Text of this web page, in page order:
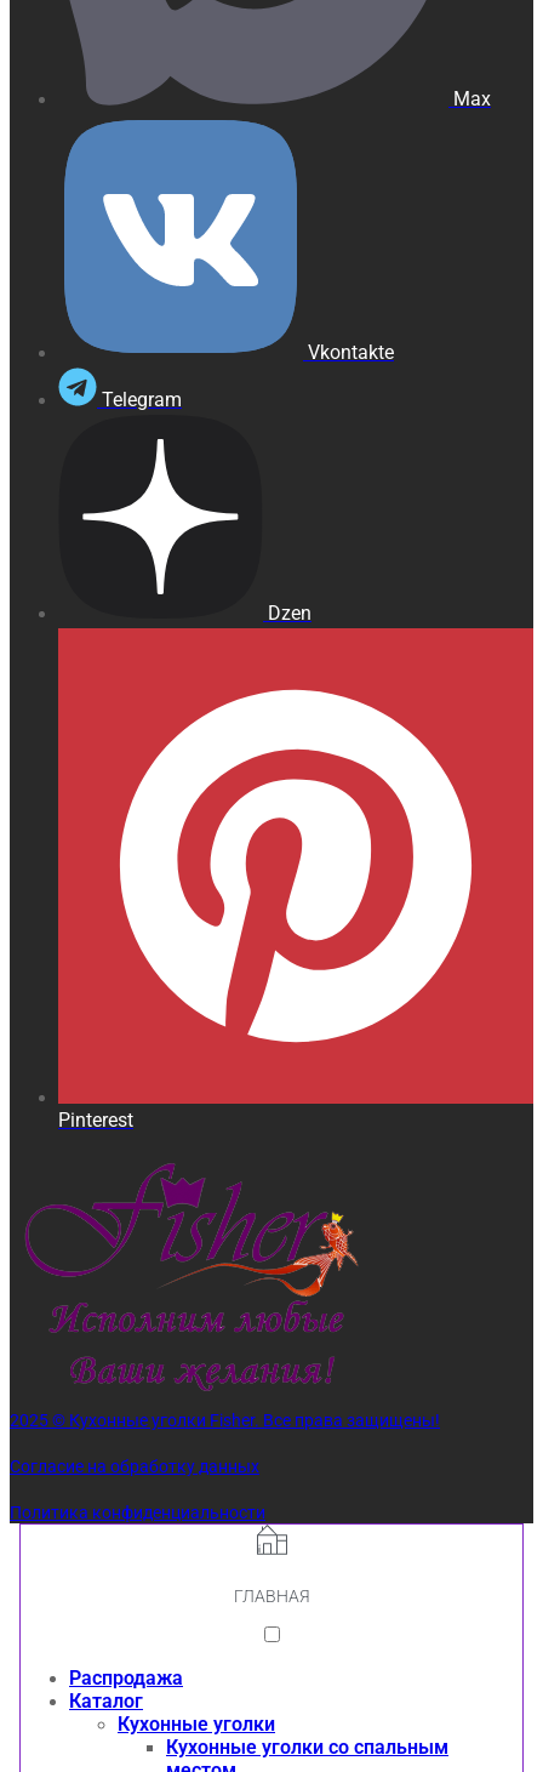
Max
Vkontakte
Telegram
Dzen
Pinterest
2025 © Кухонные уголки Fisher. Все права защищены!
Согласие на обработку данных
Политика конфиденциальности
ГЛАВНАЯ
Распродажа
Каталог
Кухонные уголки
Кухонные уголки со спальным